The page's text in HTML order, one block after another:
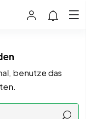
benutze das